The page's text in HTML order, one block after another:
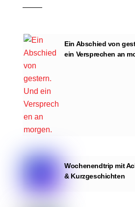
Ein Abschied von
ein Versprechen an
Wochenendtrip mit
& Kurzgeschichten